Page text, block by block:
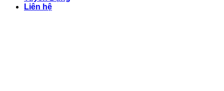
Liên hệ